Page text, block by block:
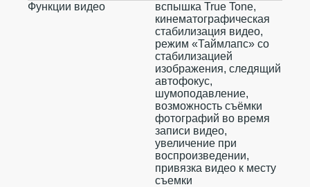
Функции видео
вспышка True Tone,
кинематографическая
стабилизация видео,
режим «Таймлапс» со
стабилизацией
изображения, следящий
автофокус,
шумоподавление,
возможность съёмки
фотографий во время
записи видео,
увеличение при
воспроизведении,
привязка видео к месту
съемки